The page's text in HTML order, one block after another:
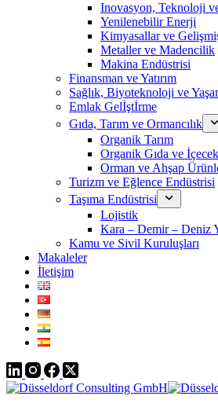
Inovasyon, Teknoloji
Yenilenebilir Enerji
Kimyasallar ve
Metaller ve Madencilik
Makina Endüstrisi
Finansman ve Yatırım
Sağlık, Biyoteknoloji ve
Emlak Gelİştİrme
Gıda, Tarım ve Ormancılık
Organik Tarım
Organik Gıda ve İçecek
Orman ve Ahşap
Turizm ve Eğlence Endüstrisi
Taşıma Endüstrisi
Lojistik
Kara – Demir – Deniz
Kamu ve Sivil Kuruluşları
Makaleler
İletişim